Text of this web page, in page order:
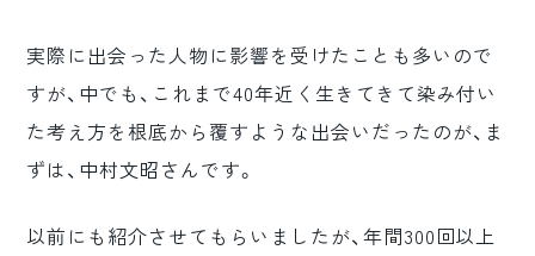
実際に出会った人物に影響を受けたことも多いので
すが、中でも、これまで40年近く生きてきて染み付い
た考え方を根底から覆すような出会いだったのが、ま
ずは、中村文昭さんです。
以前にも紹介させてもらいましたが、年間300回以上